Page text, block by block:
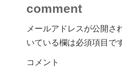
comment
メールアドレスが公開さ
いている欄は必須項目で
コメント